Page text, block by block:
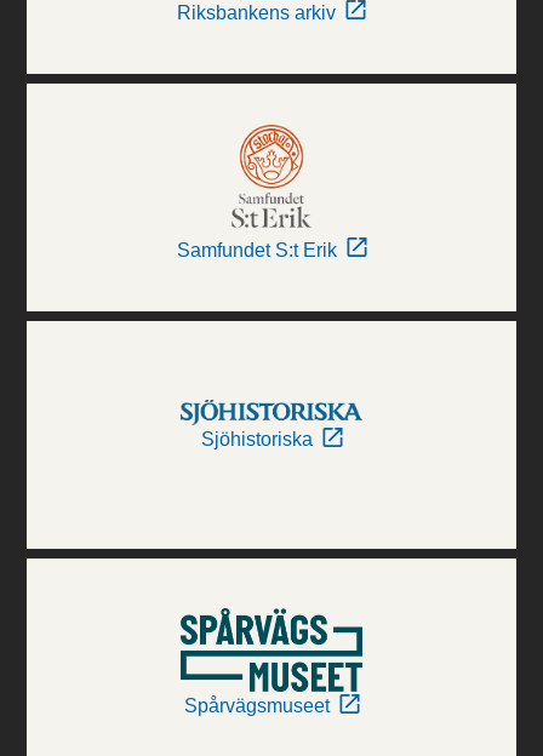
Riksbankens arkiv
Samfundet S:t Erik
Sjöhistoriska
Spårvägsmuseet